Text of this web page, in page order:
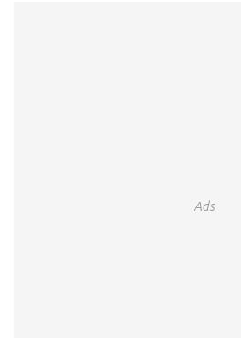
Ads